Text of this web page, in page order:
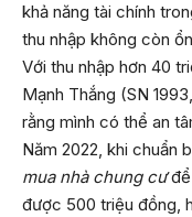
khả năng tài chính
thu nhập không còn
Với thu nhập hơn 40
Mạnh Thắng (SN
rằng mình có thể an
Năm 2022, khi chuẩn
mua nhà chung cưđể
được 500 triệu đồng,